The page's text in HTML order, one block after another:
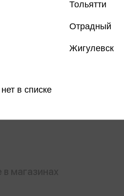
Тольятти
Отрадный
Жигулевск
в списке